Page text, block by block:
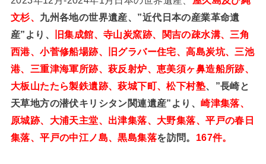
文杉、 九州各地の世界遺産、”近代日本の産業革命遺
産”より、
旧集成館、寺山炭窯跡、関吉の疎水溝、三角
西港、小菅修船場跡、旧グラバー住宅、高島炭坑、三池
港、三重津海軍所跡、萩反射炉、恵美須ヶ鼻造船所跡、
大板山たたら製鉄遺跡、萩城下町、松下村塾、”長崎と
天草地方の潜伏キリシタン関連遺産”より、崎津集落、
原城跡、大浦天主堂、出津集落、大野集落、平戸の春日
集落、平戸の中江ノ島、黒島集落を訪問。 167件。